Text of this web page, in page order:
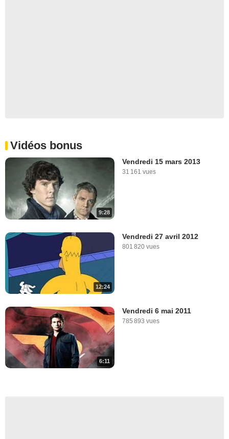
Vidéos bonus
9:28
Vendredi 15 mars 2013
31 161 vues
12:24
Vendredi 27 avril 2012
801 820 vues
6:11
Vendredi 6 mai 2011
785 893 vues